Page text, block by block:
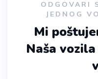
ODGOVARI
JEDNOG
Mi
Naša